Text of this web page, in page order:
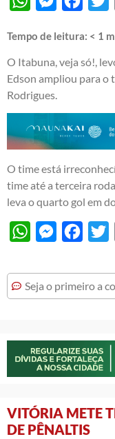
Tempo de leitura: < 1
O Itabuna, veja só!,
Edson ampliou para o
Rodrigues.
O time está
time até a terceira
leva o quarto gol em
WhatsAppMessenger
Seja o primeiro a
VITÓRIA METE
DE PÊNALTIS